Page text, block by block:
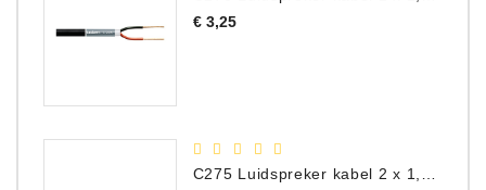
€ 3,25Prijs